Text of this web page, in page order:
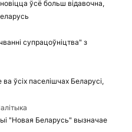
ўсё больш відавочна,
супрацоўніцтва" з
ўсіх паселішчах Беларусі,
"Новая Беларусь" вызначае